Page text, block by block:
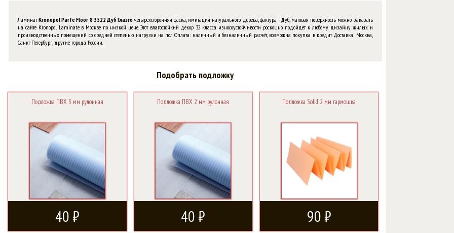
ЛаминатKronopol Parfe Floor 8 3522 Дуб Глазго четырёхсторонняя фаска, имитация натурального дерева, фактура - Дуб, матовая поверхность можно заказать
на сайте Kronopol Laminate в Москве по низкой цене. Этот влагостойкий декор 32 класса износоустойчивости роскошно подойдет к любому дизайну жилых и
производственных помещений со средней степенью нагрузки на пол. Оплата: наличный и безналичный расчёт, возможна покупка в кредит. Доставка: Москва,
Санкт-Петербург, другие города России.
Подобрать подложку
Подложка ПВХ 3 мм рулонная
40 ₽
Подложка ПВХ 2 мм рулонная
40 ₽
Подложка Solid 2 мм гармошка
90 ₽